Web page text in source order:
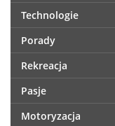
Technologie
Porady
Rekreacja
Pasje
Motoryzacja